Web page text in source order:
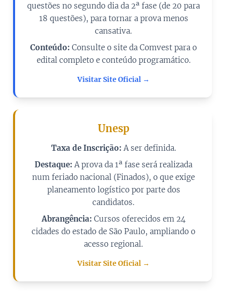
questões no segundo dia da 2ª fase (de 20 para
18 questões), para tornar a prova menos
cansativa.
Conteúdo: Consulte o site da Comvest para o
edital completo e conteúdo programático.
Visitar Site Oficial →
Unesp
Taxa de Inscrição: A ser definida.
Destaque: A prova da 1ª fase será realizada
num feriado nacional (Finados), o que exige
planeamento logístico por parte dos
candidatos.
Abrangência: Cursos oferecidos em 24
cidades do estado de São Paulo, ampliando o
acesso regional.
Visitar Site Oficial →